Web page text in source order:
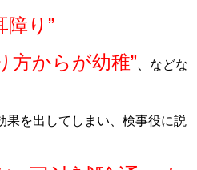
障り”
方からが幼稚” 、などな
果を出してしまい、検事役に説